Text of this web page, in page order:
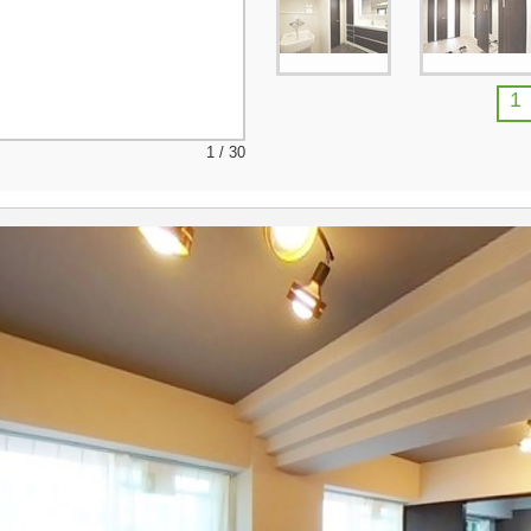
1 / 30
1